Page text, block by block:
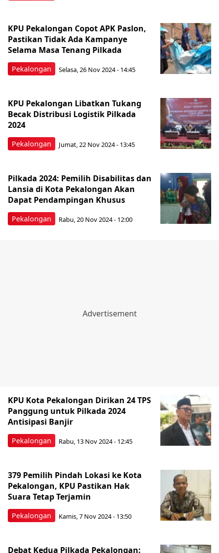
Pekalongan
KPU Pekalongan Copot APK Paslon,
Pastikan Tidak Ada Kampanye
Selama Masa Tenang Pilkada
Selasa, 26 Nov 2024 - 14:45
Pekalongan
KPU Pekalongan Libatkan Tukang
Becak Distribusi Logistik Pilkada
2024
Jumat, 22 Nov 2024 - 13:45
Pekalongan
Pilkada 2024: Pemilih Disabilitas dan
Lansia di Kota Pekalongan Akan
Dapat Pendampingan Khusus
Rabu, 20 Nov 2024 - 12:00
Pekalongan
KPU Kota Pekalongan Dirikan 24 TPS
Panggung untuk Pilkada 2024
Antisipasi Banjir
Rabu, 13 Nov 2024 - 12:45
Pekalongan
379 Pemilih Pindah Lokasi ke Kota
Pekalongan, KPU Pastikan Hak
Suara Tetap Terjamin
Kamis, 7 Nov 2024 - 13:50
Debat Kedua Pilkada Pekalongan: